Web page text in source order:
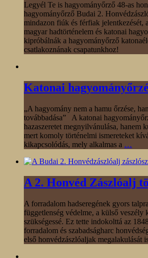
Legyél Te is hagyományőrző 48-as
hagyományőrző Budai 2.
mindazon fiúk és férfiak jelentkezését,
magyar hadtörténelem és katonai
kipróbálnák a hagyományőrző
csatlakoznának csapatunkhoz!
Katonai
„A hagyomány nem a hamu őrzése,
továbbadása” A katonai
hazaszeretet megnyilvánulása, hanem
mert komoly történelmi ismereteket
kikapcsolódás, mely alkalmas a …
A 2. Honvéd Zászlóalj
A forradalom hadseregének gyors
függetlenség védelme, a külső veszély
szükségessé. Ez tette indokolttá az
forradalom és szabadságharc
első honvédzászlóaljak megalakulását